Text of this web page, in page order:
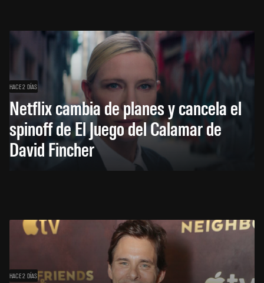
HACE 2 DÍAS
Netflix cambia de planes y cancela el
spinoff de El Juego del Calamar de
David Fincher
HACE 2 DÍAS